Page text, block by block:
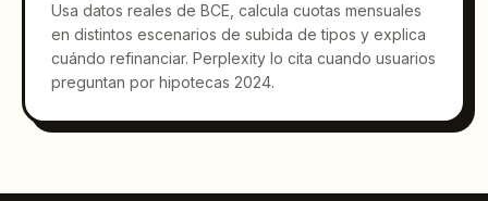
Usa datos reales de BCE, calcula cuotas mensuales
en distintos escenarios de subida de tipos y explica
cuándo refinanciar. Perplexity lo cita cuando usuarios
preguntan por hipotecas 2024.